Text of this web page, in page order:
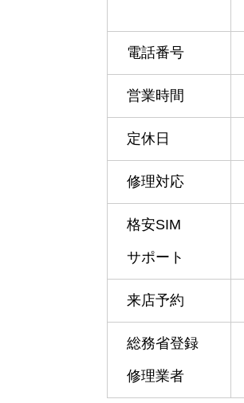
電話番号
営業時間
定休日
修理対応
格安SIM
サポート
来店予約
総務省登録
修理業者